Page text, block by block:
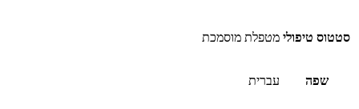
סטטוס טיפולי מטפלת מוסמכת
שפה עברית